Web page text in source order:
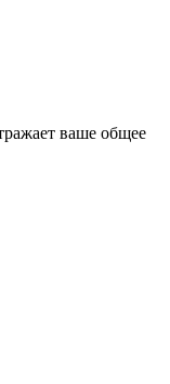
ваше общее